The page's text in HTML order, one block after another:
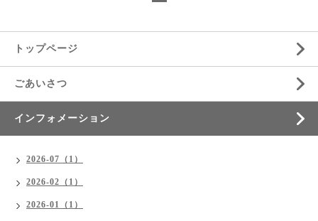
トップページ
ごあいさつ
インフォメーション
2026-07（1）
2026-02（1）
2026-01（1）